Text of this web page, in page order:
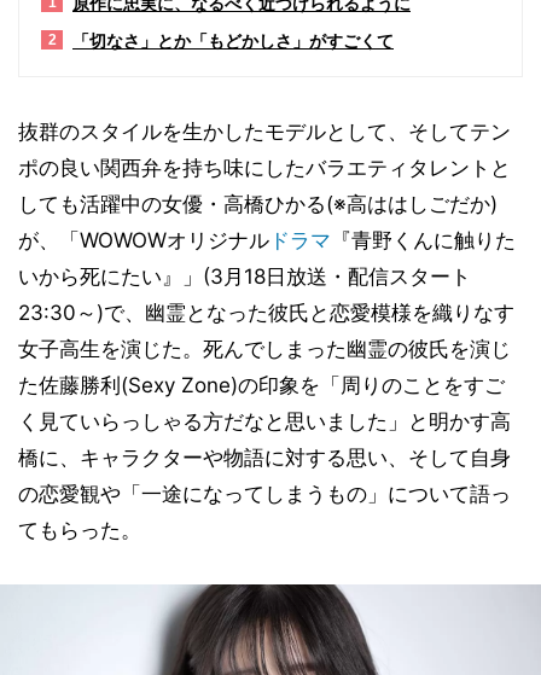
2 「切なさ」とか「もどかしさ」がすごくて
抜群のスタイルを生かしたモデルとして、そしてテン
ポの良い関西弁を持ち味にしたバラエティタレントと
しても活躍中の女優・高橋ひかる(※高ははしごだか)
が、「WOWOWオリジナル ドラマ 『青野くんに触りた
いから死にたい』」(3月18日放送・配信スタート
23:30～)で、幽霊となった彼氏と恋愛模様を織りなす
女子高生を演じた。死んでしまった幽霊の彼氏を演じ
た佐藤勝利(Sexy Zone)の印象を「周りのことをすご
く見ていらっしゃる方だなと思いました」と明かす高
橋に、キャラクターや物語に対する思い、そして自身
の恋愛観や「一途になってしまうもの」について語っ
てもらった。